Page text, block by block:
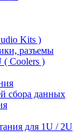
Kits )
разъемы
( Coolers )
сбора данных
для 1U / 2U